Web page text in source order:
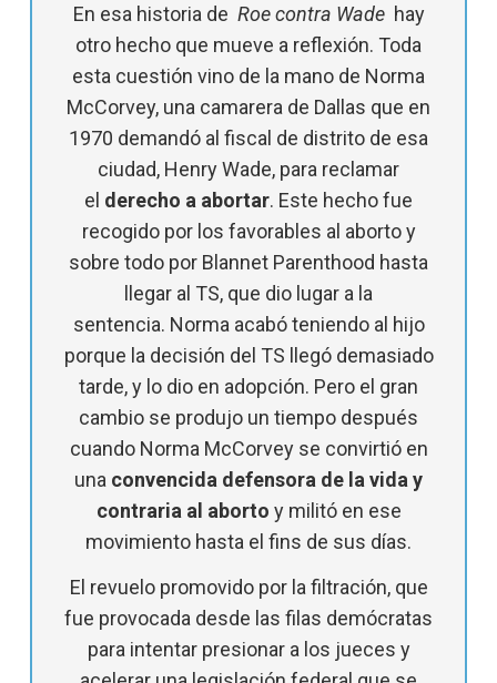
En esa historia de Roecontra Wadehay
otro hecho que mueve a reflexión. Toda
esta cuestión vino de la mano de Norma
McCorvey, una camarera de Dallas que en
1970 demandó al fiscal de distrito de esa
ciudad, Henry Wade, para reclamar
el derecho a abortar. Este hecho fue
recogido por los favorables al aborto y
sobre todo por Blannet Parenthood hasta
llegar al TS, que dio lugar a la
sentencia. Norma acabó teniendo al hijo
porque la decisión del TS llegó demasiado
tarde, y lo dio en adopción. Pero el gran
cambio se produjo un tiempo después
cuando Norma McCorvey se convirtió en
una convencida defensora de la vida y
contraria al aborto y militó en ese
movimiento hasta el fins de sus días.
El revuelo promovido por la filtración, que
fue provocada desde las filas demócratas
para intentar presionar a los jueces y